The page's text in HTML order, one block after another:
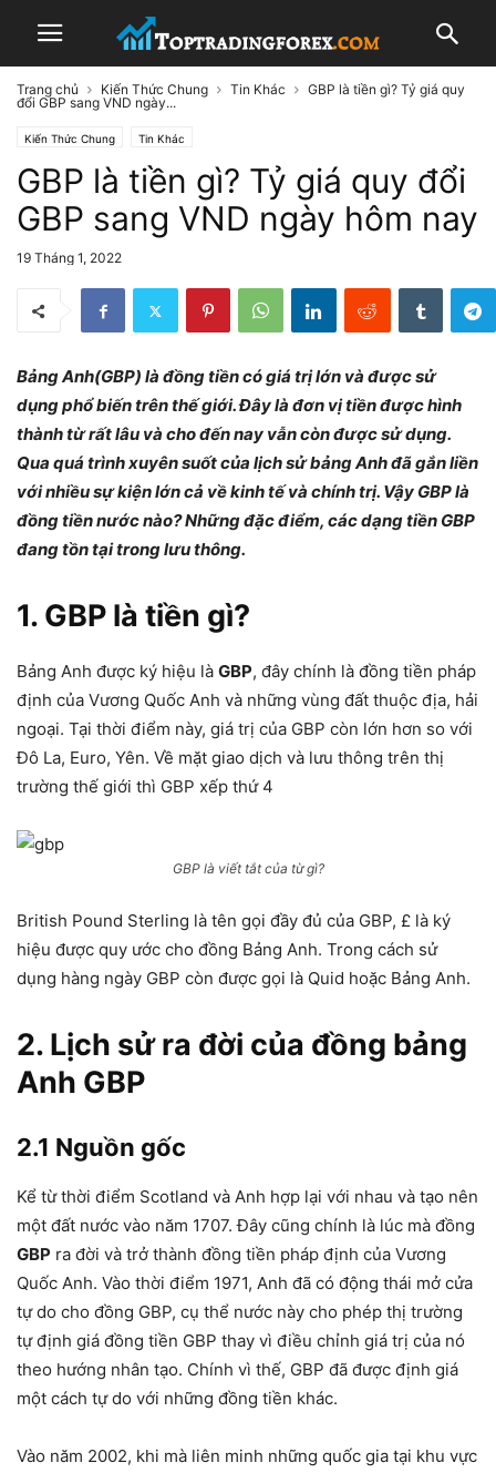
Trang chủ Kiến Thức Chung Tin Khác
GBP là tiền gì? Tỷ giá quy
đổi GBP sang VND ngày...
Kiến Thức Chung Tin Khác
GBP là tiền gì? Tỷ giá quy đổi
GBP sang VND ngày hôm nay
19 Tháng 1, 2022
Bảng Anh(GBP) là đồng tiền có giá trị lớn và được sử
dụng phổ biến trên thế giới. Đây là đơn vị tiền được hình
thành từ rất lâu và cho đến nay vẫn còn được sử dụng.
Qua quá trình xuyên suốt của lịch sử bảng Anh đã gắn liền
với nhiều sự kiện lớn cả về kinh tế và chính trị. Vậy GBP là
đồng tiền nước nào? Những đặc điểm, các dạng tiền GBP
đang tồn tại trong lưu thông.
1. GBP là tiền gì?
Bảng Anh được ký hiệu là GBP, đây chính là đồng tiền pháp
định của Vương Quốc Anh và những vùng đất thuộc địa, hải
ngoại. Tại thời điểm này, giá trị của GBP còn lớn hơn so với
Đô La, Euro, Yên. Về mặt giao dịch và lưu thông trên thị
trường thế giới thì GBP xếp thứ 4
GBP là viết tắt của từ gì?
British Pound Sterling là tên gọi đầy đủ của GBP, £ là ký
hiệu được quy ước cho đồng Bảng Anh. Trong cách sử
dụng hàng ngày GBP còn được gọi là Quid hoặc Bảng Anh.
2. Lịch sử ra đời của đồng bảng
Anh GBP
2.1 Nguồn gốc
Kể từ thời điểm Scotland và Anh hợp lại với nhau và tạo nên
một đất nước vào năm 1707. Đây cũng chính là lúc mà đồng
GBP ra đời và trở thành đồng tiền pháp định của Vương
Quốc Anh. Vào thời điểm 1971, Anh đã có động thái mở cửa
tự do cho đồng GBP, cụ thể nước này cho phép thị trường
tự định giá đồng tiền GBP thay vì điều chỉnh giá trị của nó
theo hướng nhân tạo. Chính vì thế, GBP đã được định giá
một cách tự do với những đồng tiền khác.
Vào năm 2002, khi mà liên minh những quốc gia tại khu vực